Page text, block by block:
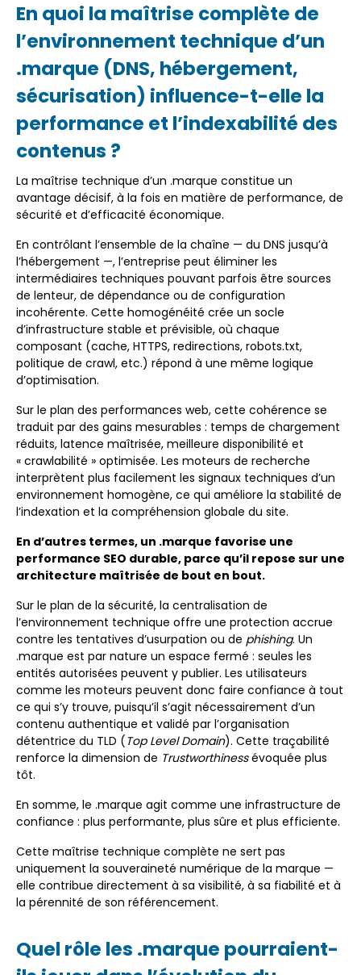
En quoi la maîtrise complète de
l’environnement technique d’un
.marque (DNS, hébergement,
sécurisation) influence-t-elle la
performance et l’indexabilité des
contenus ?
La maîtrise technique d’un .marque constitue un
avantage décisif, à la fois en matière de performance, de
sécurité et d’efficacité économique.
En contrôlant l’ensemble de la chaîne — du DNS jusqu’à
l’hébergement —, l’entreprise peut éliminer les
intermédiaires techniques pouvant parfois être sources
de lenteur, de dépendance ou de configuration
incohérente. Cette homogénéité crée un socle
d’infrastructure stable et prévisible, où chaque
composant (cache, HTTPS, redirections, robots.txt,
politique de crawl, etc.) répond à une même logique
d’optimisation.
Sur le plan des performances web, cette cohérence se
traduit par des gains mesurables : temps de chargement
réduits, latence maîtrisée, meilleure disponibilité et
« crawlabilité » optimisée. Les moteurs de recherche
interprètent plus facilement les signaux techniques d’un
environnement homogène, ce qui améliore la stabilité de
l’indexation et la compréhension globale du site.
En d’autres termes, un .marque favorise une
performance SEO durable, parce qu’il repose sur une
architecture maîtrisée de bout en bout.
Sur le plan de la sécurité, la centralisation de
l’environnement technique offre une protection accrue
contre les tentatives d’usurpation ou de phishing. Un
.marque est par nature un espace fermé : seules les
entités autorisées peuvent y publier. Les utilisateurs
comme les moteurs peuvent donc faire confiance à tout
ce qui s’y trouve, puisqu’il s’agit nécessairement d’un
contenu authentique et validé par l’organisation
détentrice du TLD (Top Level Domain). Cette traçabilité
renforce la dimension de Trustworthinessévoquée plus
tôt.
En somme, le .marque agit comme une infrastructure de
confiance : plus performante, plus sûre et plus efficiente.
Cette maîtrise technique complète ne sert pas
uniquement la souveraineté numérique de la marque —
elle contribue directement à sa visibilité, à sa fiabilité et à
la pérennité de son référencement.
Quel rôle les .marque pourraient-